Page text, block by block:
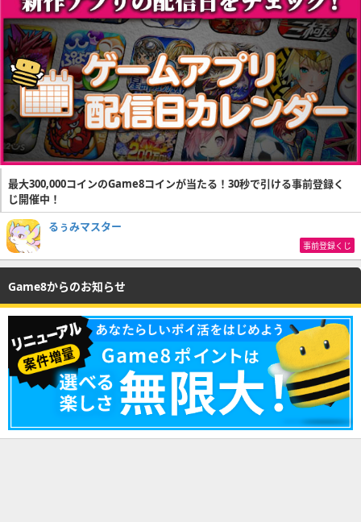
最大300,000コインのGame8コインが当たる！30秒で引ける事前登録く
じ開催中！
るぅみマスター
事前登録くじ
Game8からのお知らせ